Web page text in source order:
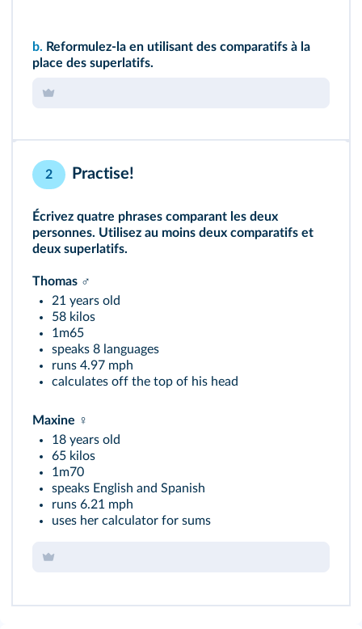
b. Reformulez-la en utilisant des comparatifs à la
place des superlatifs.
2 Practise!
Écrivez quatre phrases comparant les deux
personnes. Utilisez au moins deux comparatifs et
deux superlatifs.
Thomas ♂️
21 years old
58 kilos
1m65
speaks 8 languages
runs 4.97 mph
calculates off the top of his head
Maxine ♀️
18 years old
65 kilos
1m70
speaks English and Spanish
runs 6.21 mph
uses her calculator for sums